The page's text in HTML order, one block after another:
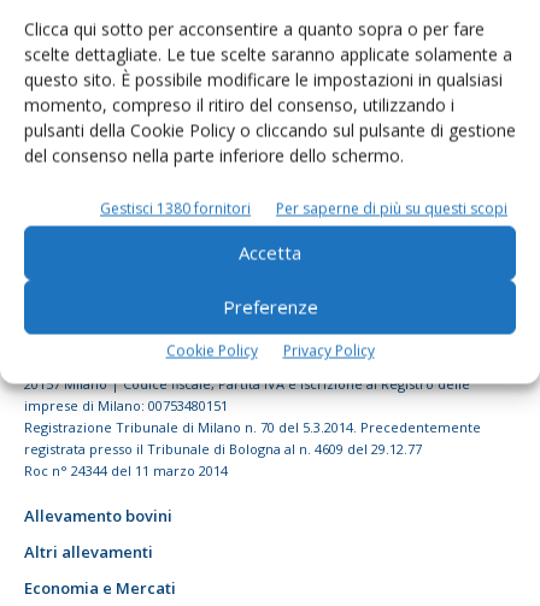
Clicca qui sotto per acconsentire a quanto sopra o per fare
scelte dettagliate. Le tue scelte saranno applicate solamente a
questo sito. È possibile modificare le impostazioni in qualsiasi
momento, compreso il ritiro del consenso, utilizzando i
pulsanti della Cookie Policy o cliccando sul pulsante di gestione
del consenso nella parte inferiore dello schermo.
Gestisci 1380 fornitori Per saperne di più su questi scopi
Accetta
Preferenze
Cookie Policy Privacy Policy
© Tecniche Nuove Spa. Tutti i diritti riservati. Sede legale Via Eritrea 21 -
20157 Milano | Codice fiscale, Partita IVA e Iscrizione al Registro delle
imprese di Milano: 00753480151
Registrazione Tribunale di Milano n. 70 del 5.3.2014. Precedentemente
registrata presso il Tribunale di Bologna al n. 4609 del 29.12.77
Roc n° 24344 del 11 marzo 2014
Allevamento bovini
Altri allevamenti
Economia e Mercati